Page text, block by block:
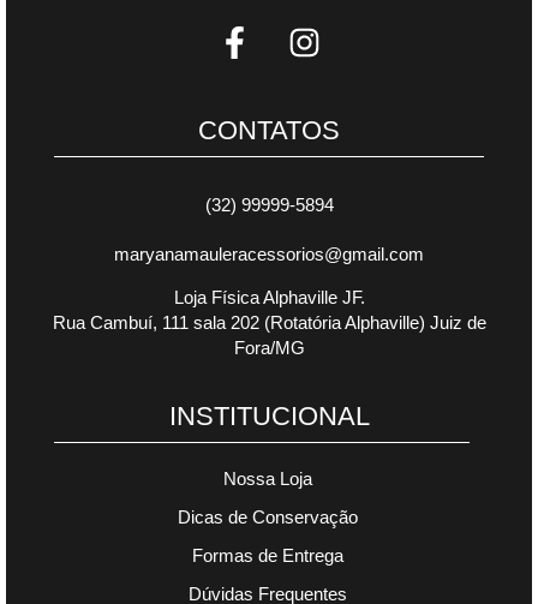
CONTATOS
(32) 99999-5894
maryanamauleracessorios@gmail.com
Loja Física Alphaville JF.
Rua Cambuí, 111 sala 202 (Rotatória Alphaville) Juiz de
Fora/MG
INSTITUCIONAL
Nossa Loja
Dicas de Conservação
Formas de Entrega
Dúvidas Frequentes